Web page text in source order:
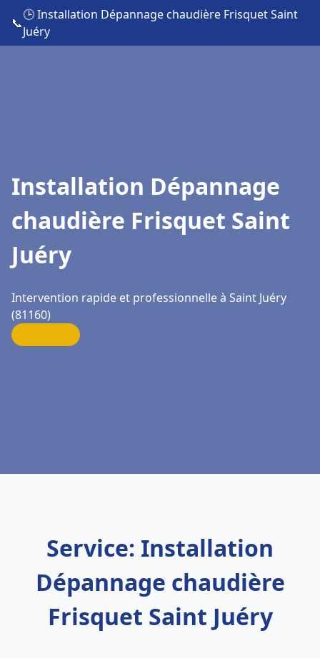
📞
🕒 Installation Dépannage chaudière Frisquet Saint
Juéry
Installation Dépannage
chaudière Frisquet Saint
Juéry
Intervention rapide et professionnelle à Saint Juéry
(81160)
Service: Installation
Dépannage chaudière
Frisquet Saint Juéry